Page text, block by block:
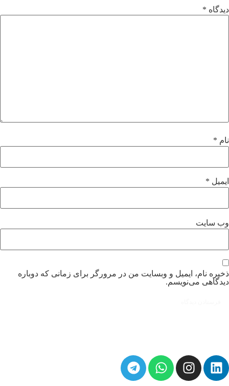
دیدگاه *
نام *
ایمیل *
وب‌ سایت
ذخیره نام، ایمیل و وبسایت من در مرورگر برای زمانی که دوباره
دیدگاهی می‌نویسم.